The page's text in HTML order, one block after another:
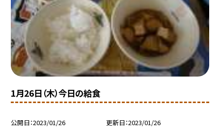
1月26日（木）今日の給食
公開日 2023/01/26 更新日 2023/01/26